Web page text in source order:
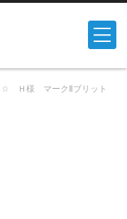
☆ Ｈ様 マークⅡブリット